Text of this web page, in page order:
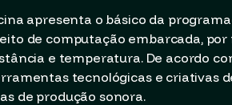
apresenta o básico da
de computação embarcada,
e temperatura. De acordo
tecnológicas e criativas
de produção sonora.